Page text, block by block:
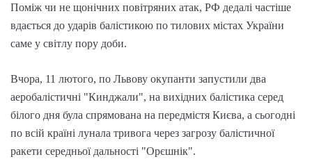
Поміж чи не щонічних повітряних атак, РФ дедалі частіше
вдається до ударів балістикою по тилових містах України
саме у світлу пору доби.
Вчора, 11 лютого, по Львову окупанти запустили два
аеробалістичні "Кинджали", на вихідних балістика серед
білого дня була спрямована на передмістя Києва, а сьогодні
по всій країні лунала тривога через загрозу балістичної
ракети середньої дальності "Орєшнік".